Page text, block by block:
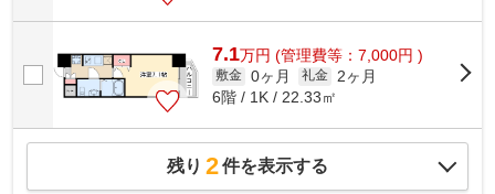
7.1万円 (管理費等：7,000円 )
敷金 0ヶ月 礼金
2ヶ月
6階 / 1K / 22.33㎡
残り 2件を表示する